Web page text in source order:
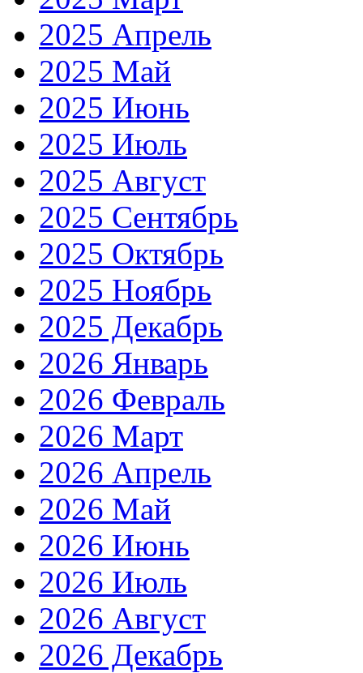
2025 Апрель
2025 Май
2025 Июнь
2025 Июль
2025 Август
2025 Сентябрь
2025 Октябрь
2025 Ноябрь
2025 Декабрь
2026 Январь
2026 Февраль
2026 Март
2026 Апрель
2026 Май
2026 Июнь
2026 Июль
2026 Август
2026 Декабрь